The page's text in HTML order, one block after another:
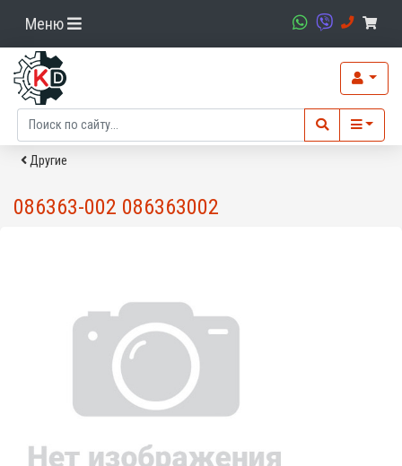
Меню
Другие
086363-002 086363002